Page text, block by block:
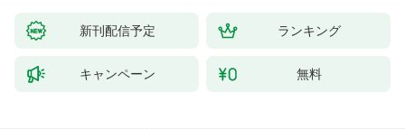
新刊配信予定 ランキング
キャンペーン 無料